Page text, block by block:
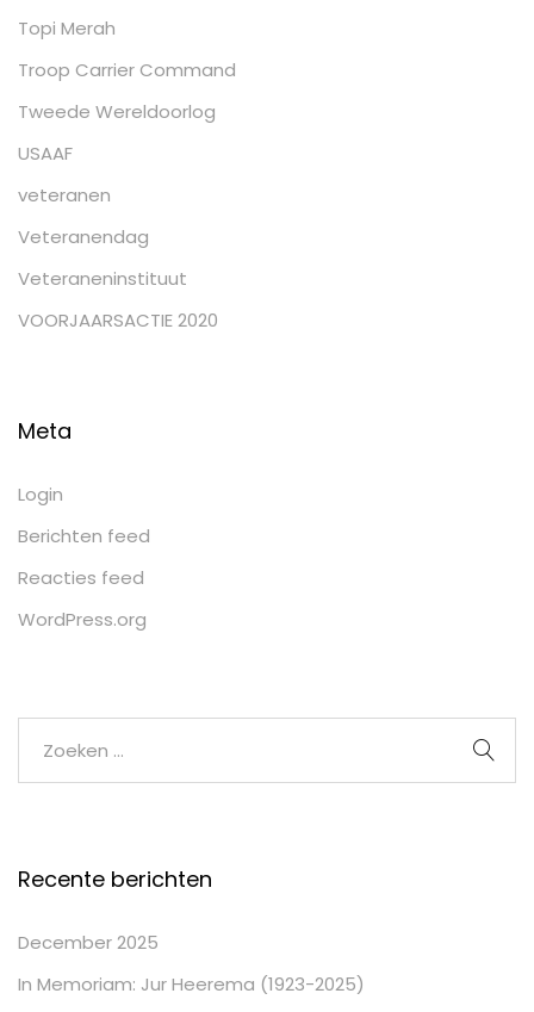
Topi Merah
Troop Carrier Command
Tweede Wereldoorlog
USAAF
veteranen
Veteranendag
Veteraneninstituut
VOORJAARSACTIE 2020
Meta
Login
Berichten feed
Reacties feed
WordPress.org
Recente berichten
December 2025
In Memoriam: Jur Heerema (1923-2025)